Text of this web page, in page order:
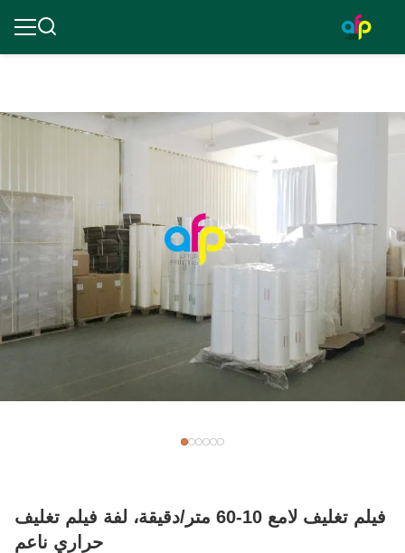
فيلم تغليف لامع 10-60 متر/دقيقة، لفة فيلم تغليف
حراري ناعم